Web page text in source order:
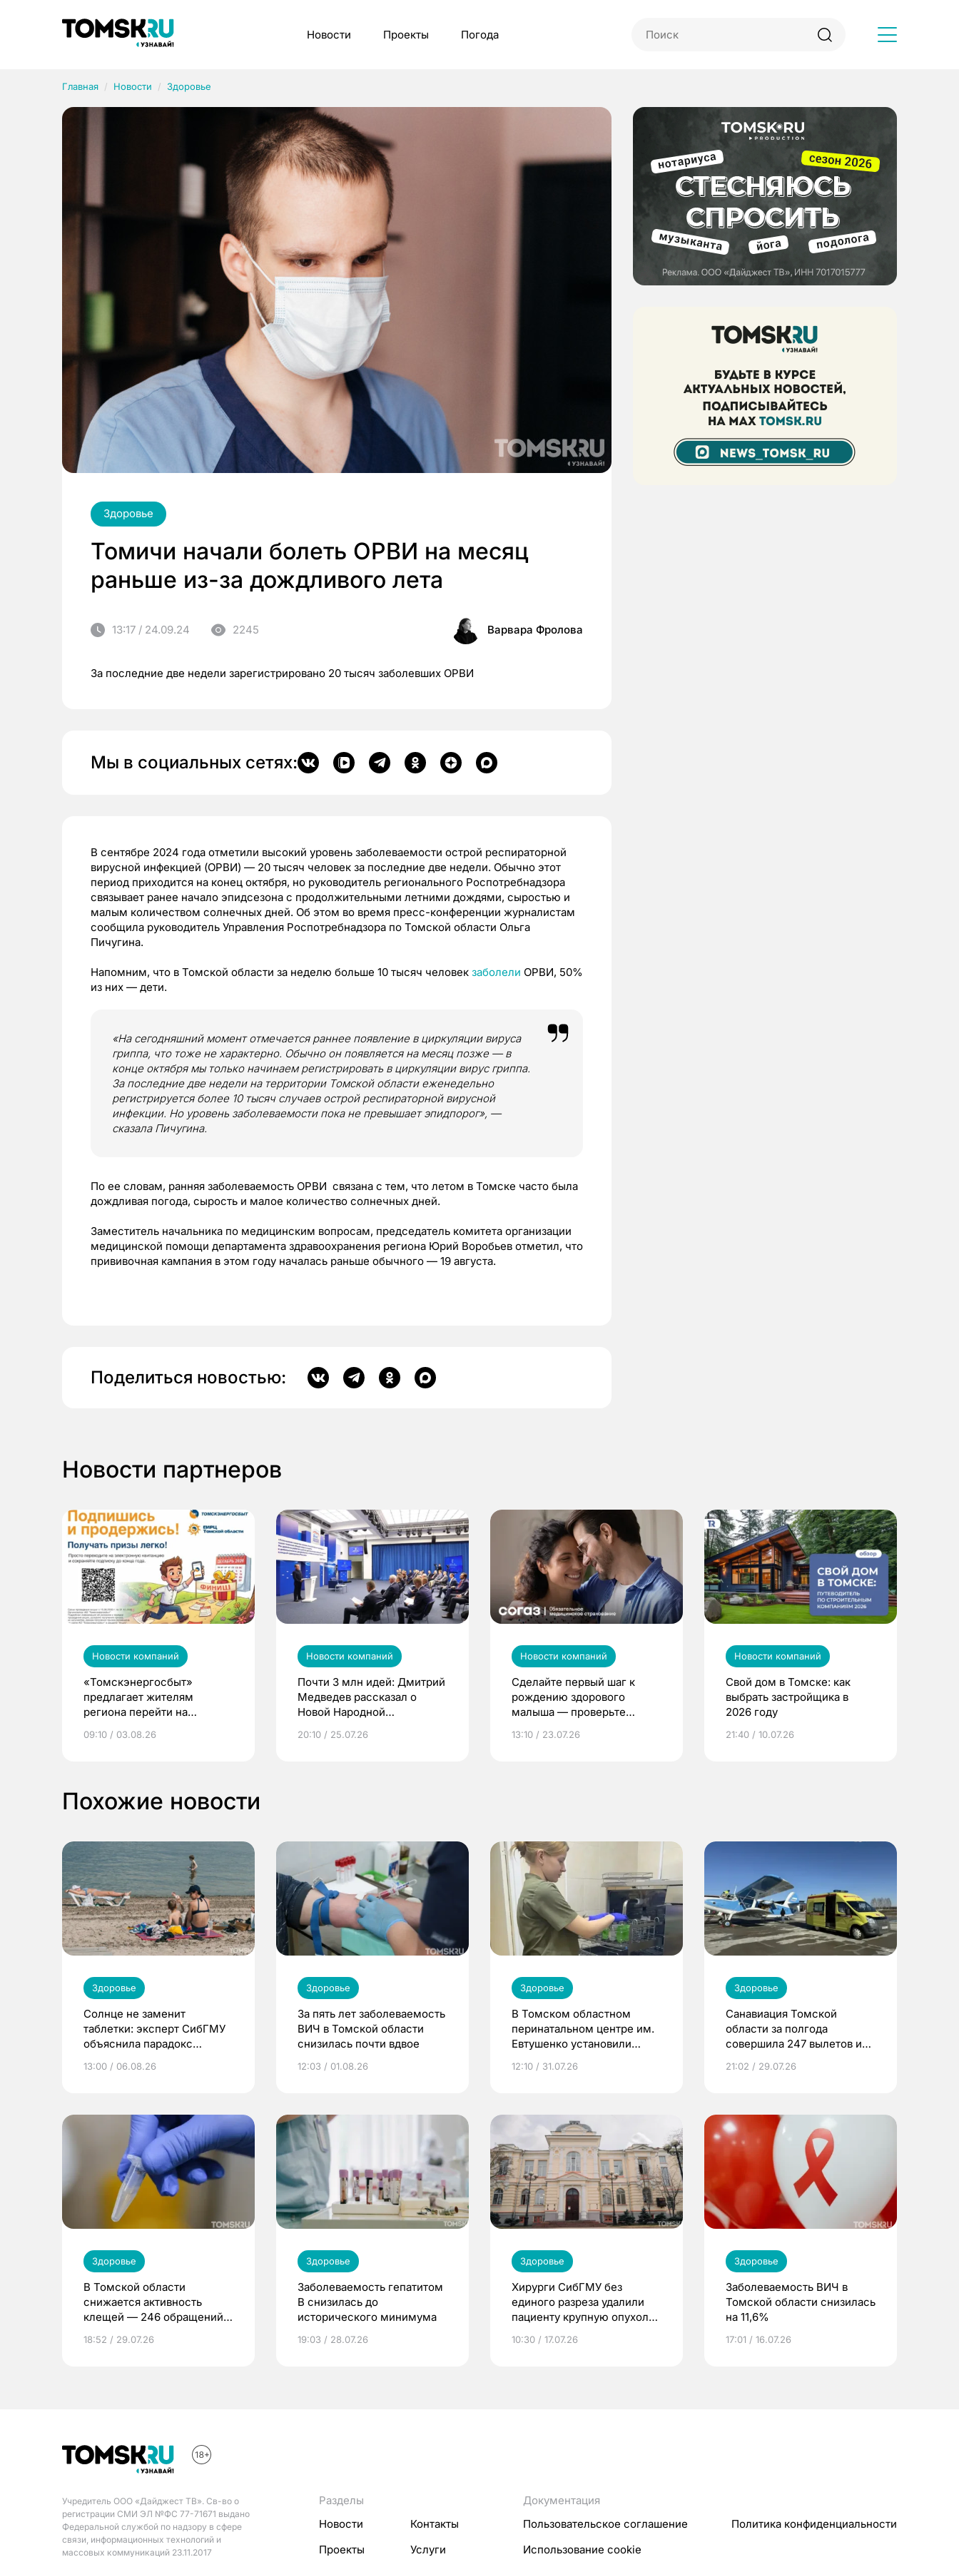
Новости Проекты Погода
Главная Новости Здоровье
Здоровье
Томичи начали болеть ОРВИ на месяц
раньше из-за дождливого лета
13:17 / 24.09.24 2245 Варвара Фролова
За последние две недели зарегистрировано 20 тысяч заболевших ОРВИ
Мы в социальных сетях:
В сентябре 2024 года отметили высокий уровень заболеваемости острой респираторной
вирусной инфекцией (ОРВИ) — 20 тысяч человек за последние две недели. Обычно этот
период приходится на конец октября, но руководитель регионального Роспотребнадзора
связывает ранее начало эпидсезона с продолжительными летними дождями, сыростью и
малым количеством солнечных дней. Об этом во время пресс-конференции журналистам
сообщила руководитель Управления Роспотребнадзора по Томской области Ольга
Пичугина.
Напомним, что в Томской области за неделю больше 10 тысяч человек заболели ОРВИ, 50%
из них — дети.
«На сегодняшний момент отмечается раннее появление в циркуляции вируса
гриппа, что тоже не характерно. Обычно он появляется на месяц позже — в
конце октября мы только начинаем регистрировать в циркуляции вирус гриппа.
За последние две недели на территории Томской области еженедельно
регистрируется более 10 тысяч случаев острой респираторной вирусной
инфекции. Но уровень заболеваемости пока не превышает эпидпорог», —
сказала Пичугина.
По ее словам, ранняя заболеваемость ОРВИ связана с тем, что летом в Томске часто была
дождливая погода, сырость и малое количество солнечных дней.
Заместитель начальника по медицинским вопросам, председатель комитета организации
медицинской помощи департамента здравоохранения региона Юрий Воробьев отметил, что
прививочная кампания в этом году началась раньше обычного — 19 августа.
Поделиться новостью:
Новости партнеров
Новости компаний
«Томскэнергосбыт»
предлагает жителям
региона перейти на
выиграть призы
09:10 / 03.08.26
Новости компаний
Почти 3 млн идей: Дмитрий
Медведев рассказал о
Новой Народной
20:10 / 25.07.26
Новости компаний
Сделайте первый шаг к
рождению здорового
малыша — проверьте
по ОМС!
13:10 / 23.07.26
Новости компаний
Свой дом в Томске: как
выбрать застройщика в
2026 году
21:40 / 10.07.26
Похожие новости
Здоровье
Солнце не заменит
таблетки: эксперт СибГМУ
объяснила парадокс
13:00 / 06.08.26
Здоровье
За пять лет заболеваемость
ВИЧ в Томской области
снизилась почти вдвое
12:03 / 01.08.26
Здоровье
В Томском областном
перинатальном центре им.
Евтушенко установили
12:10 / 31.07.26
Здоровье
Санавиация Томской
области за полгода
совершила 247 вылетов и
21:02 / 29.07.26
Здоровье
В Томской области
снижается активность
клещей — 246 обращений
18:52 / 29.07.26
Здоровье
Заболеваемость гепатитом
В снизилась до
исторического минимума
19:03 / 28.07.26
Здоровье
Хирурги СибГМУ без
единого разреза удалили
пациенту крупную опухоль
10:30 / 17.07.26
Здоровье
Заболеваемость ВИЧ в
Томской области снизилась
на 11,6%
17:01 / 16.07.26
Учредитель ООО «Дайджест ТВ». Св-во о
регистрации СМИ ЭЛ №ФС 77-71671 выдано
Федеральной службой по надзору в сфере
связи, информационных технологий и
массовых коммуникаций 23.11.2017
Разделы
Новости
Контакты
Проекты
Услуги
Документация
Пользовательское соглашение
Политика конфиденциальности
Использование cookie
Рубрики